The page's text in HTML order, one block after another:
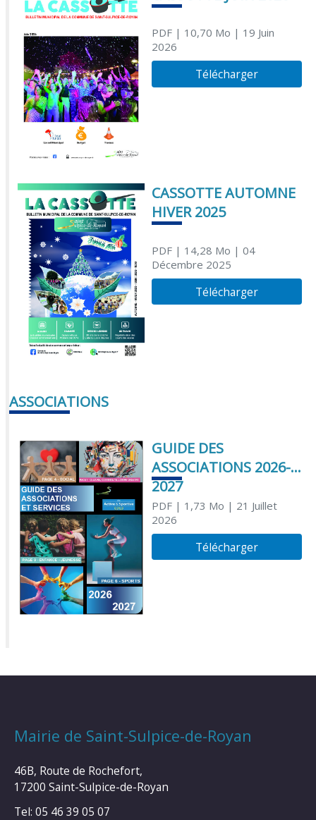
PDF| 10,70 Mo | 19 Juin
2026
Télécharger
CASSOTTE AUTOMNE
HIVER 2025
PDF| 14,28 Mo | 04
Décembre 2025
Télécharger
ASSOCIATIONS
GUIDE DES
ASSOCIATIONS 2026-
2027
PDF| 1,73 Mo | 21 Juillet
2026
Télécharger
Mairie de Saint-Sulpice-de-Royan
46B, Route de Rochefort,
17200 Saint-Sulpice-de-Royan
Tel: 05 46 39 05 07